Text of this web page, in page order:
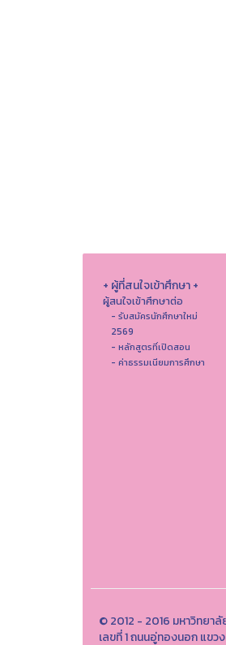
+ ผู้ที่สนใจเข้าศึกษา +
ผู้สนใจเข้าศึกษาต่อ
- รับสมัครนักศึกษาใหม่
2569
- หลักสูตรที่เปิดสอน
- ค่าธรรมเนียมการศึกษา
© 2012 - 2016 มหาวิทยา
เลขที่ 1 ถนนอู่ทองนอก แข